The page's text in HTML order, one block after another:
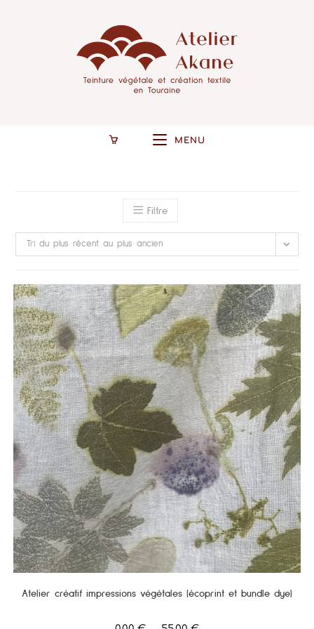
MENU
Filtre
Tri du plus récent au plus ancien
Atelier créatif impressions végétales (écoprint et bundle dye)